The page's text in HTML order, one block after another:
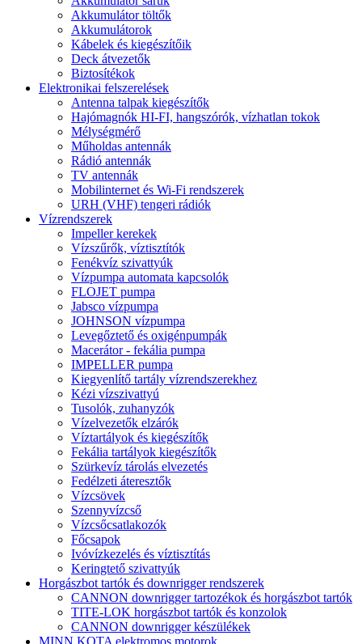
Akkumulátor töltők
Akkumulátorok
Kábelek és kiegészítőik
Deck átvezetők
Biztosítékok
Elektronikai felszerelések
Antenna talpak kiegészítők
Hajómagnók HI-FI, hangszórók, vízhatlan tokok
Mélységmérő
Műholdas antennák
Rádió antennák
TV antennák
Mobilinternet és Wi-Fi rendszerek
URH (VHF) tengeri rádiók
Vízrendszerek
Impeller kerekek
Vízszűrők, víztisztítók
Fenékvíz szivattyúk
Vízpumpa automata kapcsolók
FLOJET pumpa
Jabsco vízpumpa
JOHNSON vízpumpa
Levegőztető és oxigénpumpák
Macerátor - fekália pumpa
IMPELLER pumpa
Kiegyenlítő tartály vízrendszerekhez
Kézi vízszivattyú
Tusolók, zuhanyzók
Vízelvezetők elzárók
Víztartályok és kiegészítők
Fekália tartályok kiegészítők
Szürkevíz tárolás elvezetés
Fedélzeti áteresztők
Vízcsövek
Szennyvízcső
Vízcsőcsatlakozók
Főcsapok
Ivóvízkezelés és víztisztítás
Keringtető szivattyúk
Horgászbot tartók és downrigger rendszerek
CANNON downrigger tartozékok és horgászbot tartók
TITE-LOK horgászbot tartók és konzolok
CANNON downrigger készülékek
MINN KOTA elektromos motorok